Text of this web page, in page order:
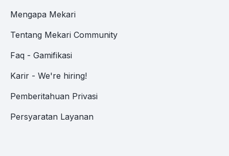
Mengapa Mekari
Tentang Mekari Community
Faq - Gamifikasi
Karir - We're hiring!
Pemberitahuan Privasi
Persyaratan Layanan